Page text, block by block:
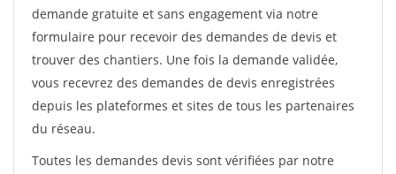
demande gratuite et sans engagement via notre
formulaire pour recevoir des demandes de devis et
trouver des chantiers. Une fois la demande validée,
vous recevrez des demandes de devis enregistrées
depuis les plateformes et sites de tous les partenaires
du réseau.
Toutes les demandes devis sont vérifiées par notre